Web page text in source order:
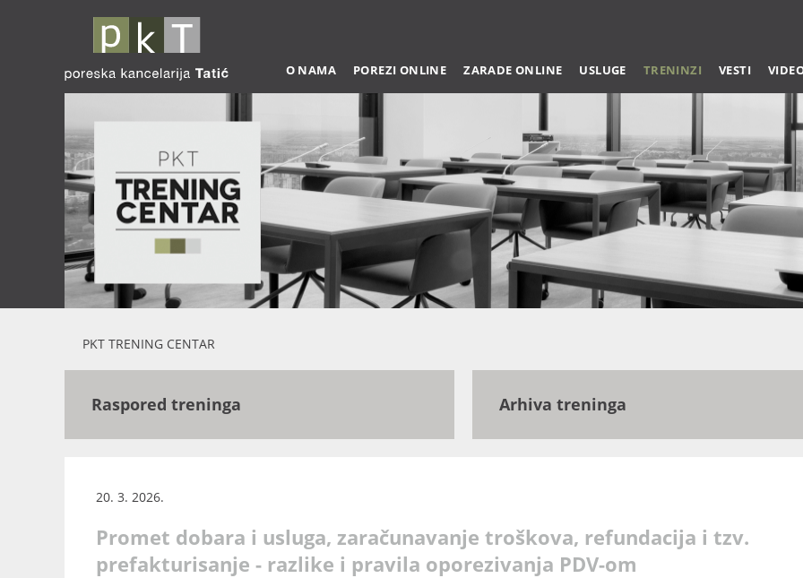
O NAMA POREZI ONLINE ZARADE ONLINE USLUGE TRENINZI VESTI
PKT TRENING CENTAR
Raspored treninga Arhiva treninga
Promet dobara i usluga, zaračunavanje troškova, refundacija i tzv.
prefakturisanje - razlike i pravila oporezivanja PDV-om
20. 3. 2026.